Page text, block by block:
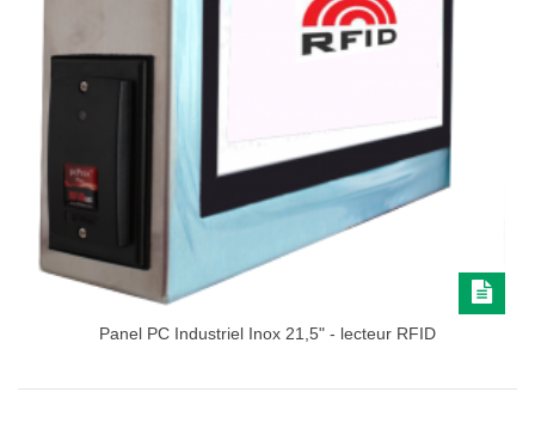
Panel PC Industriel Inox 21,5" - lecteur RFID